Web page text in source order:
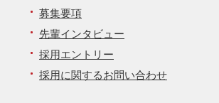
募集要項
先輩インタビュー
採用エントリー
採用に関するお問い合わせ